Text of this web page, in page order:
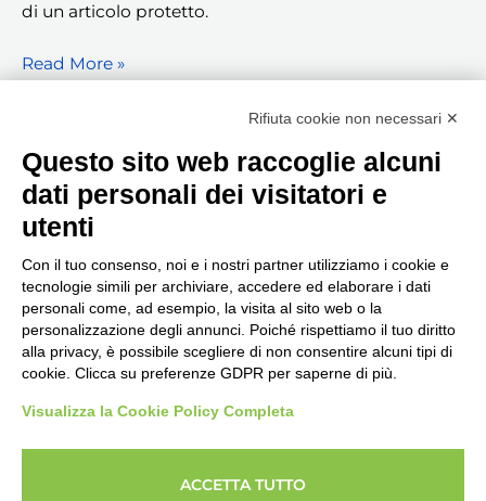
di un articolo protetto.
Read More »
1 2 3 Successivo
Seguici, siamo in continuo
aggiornamento...
Copyright © 2026 Imprenditore.Academy un servizio
Rifiuta cookie non necessari ✕
Questo sito web raccoglie alcuni
dati personali dei visitatori e
utenti
Con il tuo consenso, noi e i nostri partner utilizziamo i cookie e
tecnologie simili per archiviare, accedere ed elaborare i dati
personali come, ad esempio, la visita al sito web o la
personalizzazione degli annunci. Poiché rispettiamo il tuo diritto
alla privacy, è possibile scegliere di non consentire alcuni tipi di
cookie. Clicca su preferenze GDPR per saperne di più.
Visualizza la Cookie Policy Completa
ACCETTA TUTTO